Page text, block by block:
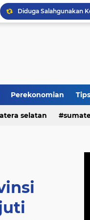
HUT REI ke-54,
Perekonomian Tips
selatan